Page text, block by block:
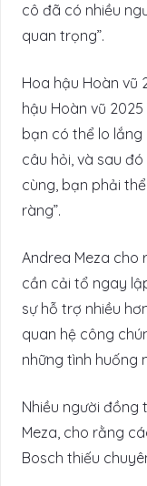
cô đã có nhiều
quan trọng”.
Hoa hậu Hoàn vũ
hậu Hoàn vũ
bạn có thể lo
câu hỏi, và sau
cùng, bạn phải
ràng”.
Andrea Meza cho
cần cải tổ ngay
sự hỗ trợ nhiều
quan hệ công
những tình huống
Nhiều người đồng
Meza, cho rằng
Bosch thiếu